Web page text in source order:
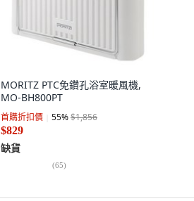
MORITZ PTC免鑽孔浴室暖風機,
MO-BH800PT
首購折扣價 55%$1,856
$829
缺貨
(65)